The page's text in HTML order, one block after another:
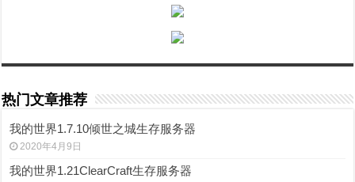
热门文章推荐
我的世界1.7.10倾世之城生存服务器
2020年4月9日
我的世界1.21ClearCraft生存服务器